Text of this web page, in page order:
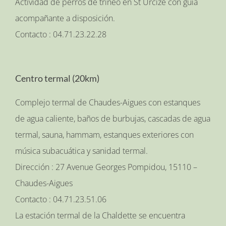
acompañante a disposición.
Contacto : 04.71.23.22.28
Centro termal (20km)
Complejo termal de Chaudes-Aigues con estanques
de agua caliente, baños de burbujas, cascadas de agua
termal, sauna, hammam, estanques exteriores con
música subacuática y sanidad termal.
Dirección : 27 Avenue Georges Pompidou, 15110 –
Chaudes-Aigues
Contacto : 04.71.23.51.06
La estación termal de la Chaldette se encuentra